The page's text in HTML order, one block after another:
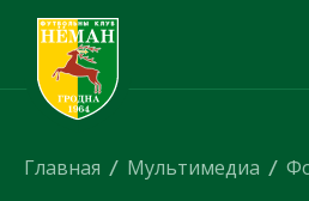
Главная / Мультимедиа /